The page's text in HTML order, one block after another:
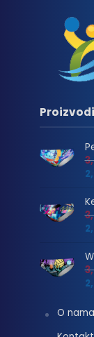
Proizvodi
O nama